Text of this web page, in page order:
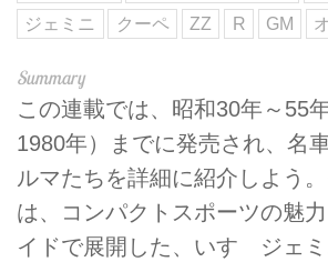
ジェミニ
クーペ ZZ R GM
この連載では、昭和30年～55
1980年）までに発売され、名
ルマたちを詳細に紹介しよう
は、コンパクトスポーツの魅
イドで展開した、いすゞジェ